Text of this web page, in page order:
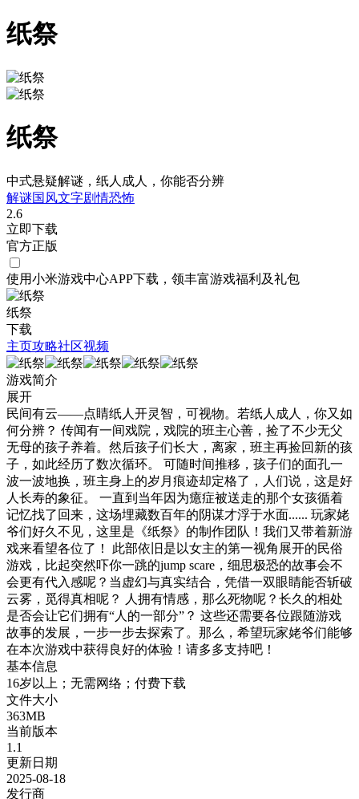
纸祭
纸祭
中式悬疑解谜，纸人成人，你能否分辨
解谜国风文字剧情恐怖
2.6
立即下载
官方正版
使用小米游戏中心APP下载 ，领丰富游戏福利 及礼包
纸祭
下载
主页攻略社区视频
游戏简介
展开
民间有云——点睛纸人开灵智，可视物。若纸人成人，你又如
何分辨？ 传闻有一间戏院，戏院的班主心善，捡了不少无父
无母的孩子养着。然后孩子们长大，离家，班主再捡回新的孩
子，如此经历了数次循环。 可随时间推移，孩子们的面孔一
波一波地换，班主身上的岁月痕迹却定格了，人们说，这是好
人长寿的象征。 一直到当年因为癔症被送走的那个女孩循着
记忆找了回来，这场埋藏数百年的阴谋才浮于水面...... 玩家姥
爷们好久不见，这里是《纸祭》的制作团队！我们又带着新游
戏来看望各位了！ 此部依旧是以女主的第一视角展开的民俗
游戏，比起突然吓你一跳的jump scare，细思极恐的故事会不
会更有代入感呢？当虚幻与真实结合，凭借一双眼睛能否斩破
云雾，觅得真相呢？ 人拥有情感，那么死物呢？长久的相处
是否会让它们拥有“人的一部分”？ 这些还需要各位跟随游戏
故事的发展，一步一步去探索了。那么，希望玩家姥爷们能够
在本次游戏中获得良好的体验！请多多支持吧！
基本信息
16岁以上；无需网络；付费下载
文件大小
363MB
当前版本
1.1
更新日期
2025-08-18
发行商